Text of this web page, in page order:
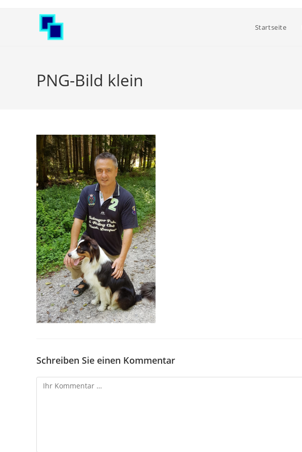
Startseite
PNG-Bild klein
Schreiben Sie einen Kommentar
Kommentar